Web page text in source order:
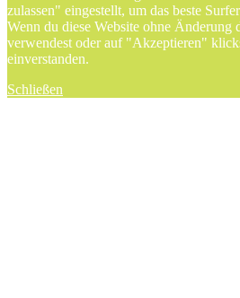
zulassen" eingestellt, um das beste
Wenn du diese Website ohne Änderung
verwendest oder auf "Akzeptieren"
einverstanden.
Schließen